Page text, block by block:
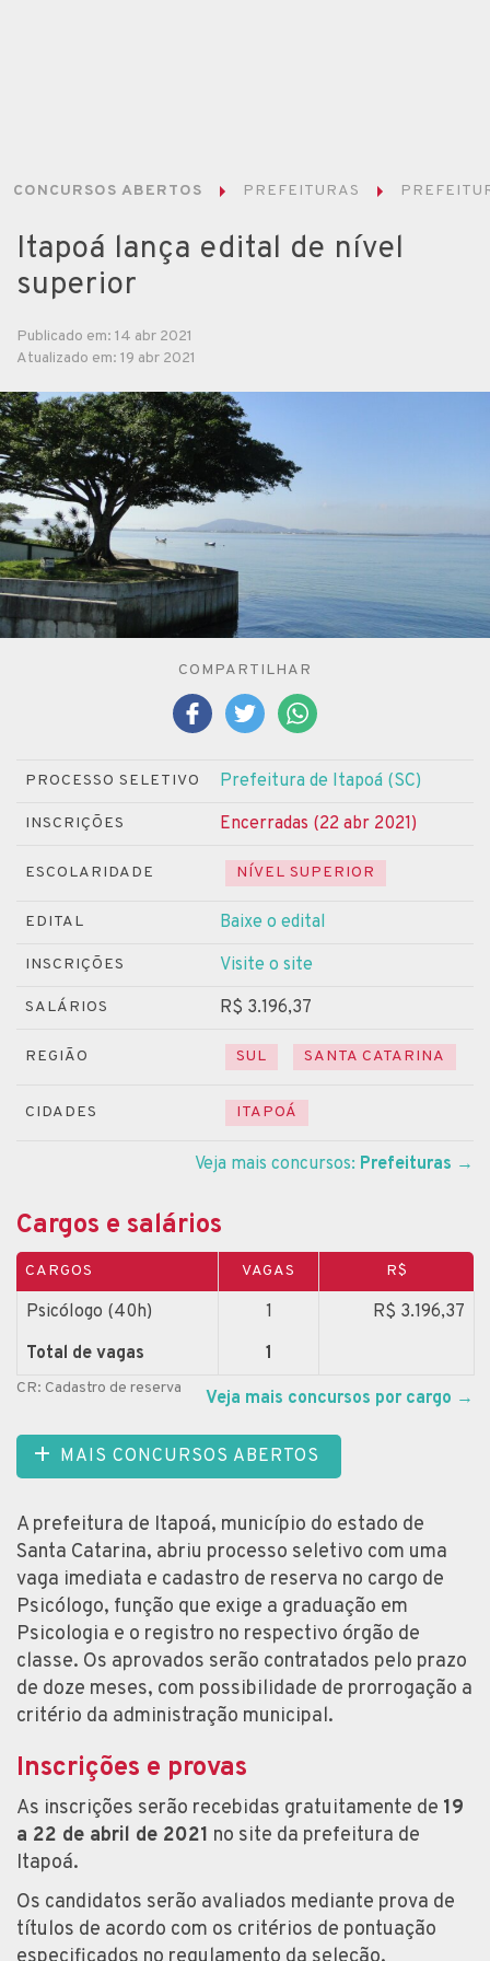
CONCURSOS ABERTOS PREFEITURAS
Itapoá lança edital de nível
superior
Publicado em: 14 abr 2021
Atualizado em: 19 abr 2021
COMPARTILHAR
PROCESSO SELETIVO Prefeitura de Itapoá (SC)
INSCRIÇÕES Encerradas (22 abr 2021)
ESCOLARIDADE NÍVEL SUPERIOR
EDITAL Baixe o edital
INSCRIÇÕES Visite o site
SALÁRIOS R$ 3.196,37
REGIÃO SUL SANTA CATARINA
CIDADES ITAPOÁ
Veja mais concursos: Prefeituras →
Cargos e salários
CARGOS VAGAS R$
Psicólogo (40h) 1
R$ 3.196,37
Total de vagas
1
CR: Cadastro de reserva Veja mais concursos por cargo →
MAIS CONCURSOS ABERTOS
A prefeitura de Itapoá, município do estado de
Santa Catarina, abriu processo seletivo com uma
vaga imediata e cadastro de reserva no cargo de
Psicólogo, função que exige a graduação em
Psicologia e o registro no respectivo órgão de
classe. Os aprovados serão contratados pelo prazo
de doze meses, com possibilidade de prorrogação a
critério da administração municipal.
Inscrições e provas
As inscrições serão recebidas gratuitamente de 19
a 22 de abril de 2021 no site da prefeitura de
Itapoá.
Os candidatos serão avaliados mediante prova de
títulos de acordo com os critérios de pontuação